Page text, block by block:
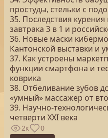
простуды, стельки с
35. Последствия
завтрака 3 в 1 и
36. Новые маски
Кантонской выставки и
37. Как устроены
функции смартфона и
коврика
38. Отбеливание зубов
«умный» массажер от
39. Научно-
четверти XXI века
2к 0